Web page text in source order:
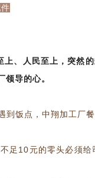
、人民至上，突然的
导的心。
饭点，中翔加工厂
足10元的零头必须